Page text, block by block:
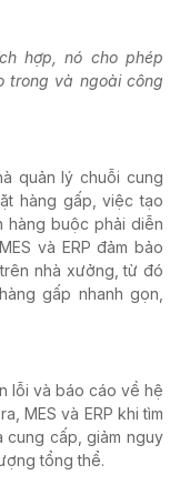
hợp, nó cho phép
trong và ngoài công
quản lý chuỗi cung
hàng gấp, việc tạo
hàng buộc phải diễn
và ERP đảm bảo
nhà xưởng, từ đó
gấp nhanh gọn,
lỗi và báo cáo về hệ
MES và ERP khi tìm
cung cấp, giảm nguy
tổng thể.